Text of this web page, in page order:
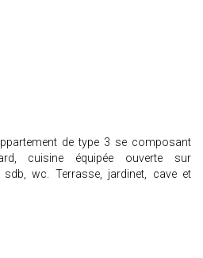
de type 3 se composant
cuisine équipée ouverte sur
wc. Terrasse, jardinet, cave et